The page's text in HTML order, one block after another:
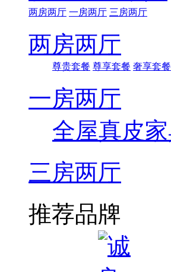
两房两厅 一房两厅 三房两厅
两房两厅
尊贵套餐 尊享套餐 奢享套餐
一房两厅
全屋真皮
三房两厅
推荐品牌